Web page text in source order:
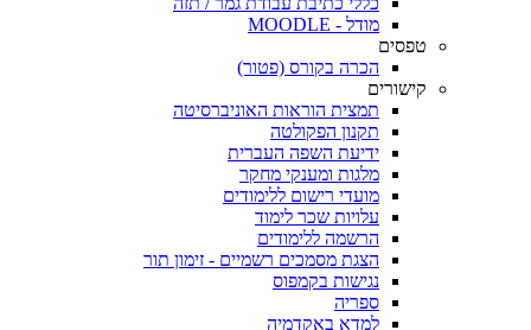
מודל - MOODLE
טפסים
הכרה בקורס (פטור)
קישורים
תמצית הוראות האוניברסיטה
תקנון הפקולטה
ידיעת השפה העברית
מלגות ומענקי מחקר
מועדי רישום ללימודים
עלויות שכר לימוד
הרשמה ללימודים
הצגת מסמכים רשמיים - זימון תור
נגישות בקמפוס
ספריה
למדא באקדמיה